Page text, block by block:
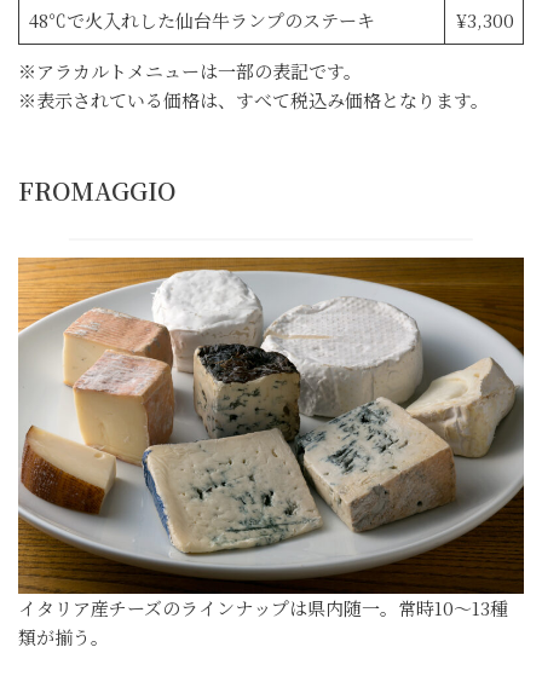
48℃で火入れした仙台牛ランプのステーキ
¥3,300
※アラカルトメニューは一部の表記です。
※表示されている価格は、すべて税込み価格となります。
FROMAGGIO
イタリア産チーズのラインナップは県内随一。常時10～13種
類が揃う。